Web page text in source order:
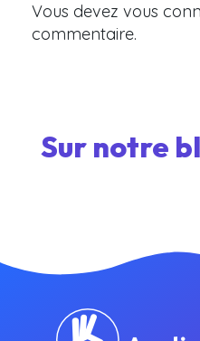
Vous devez vous
commentaire.
Sur notre